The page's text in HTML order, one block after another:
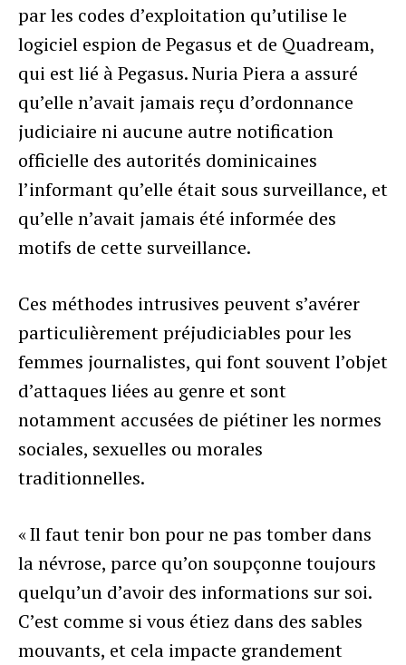
par les codes d’exploitation qu’utilise le
logiciel espion de Pegasus et de Quadream,
qui est lié à Pegasus. Nuria Piera a assuré
qu’elle n’avait jamais reçu d’ordonnance
judiciaire ni aucune autre notification
officielle des autorités dominicaines
l’informant qu’elle était sous surveillance, et
qu’elle n’avait jamais été informée des
motifs de cette surveillance.
Ces méthodes intrusives peuvent s’avérer
particulièrement préjudiciables pour les
femmes journalistes, qui font souvent l’objet
d’attaques liées au genre et sont
notamment accusées de piétiner les normes
sociales, sexuelles ou morales
traditionnelles.
« Il faut tenir bon pour ne pas tomber dans
la névrose, parce qu’on soupçonne toujours
quelqu’un d’avoir des informations sur soi.
C’est comme si vous étiez dans des sables
mouvants, et cela impacte grandement